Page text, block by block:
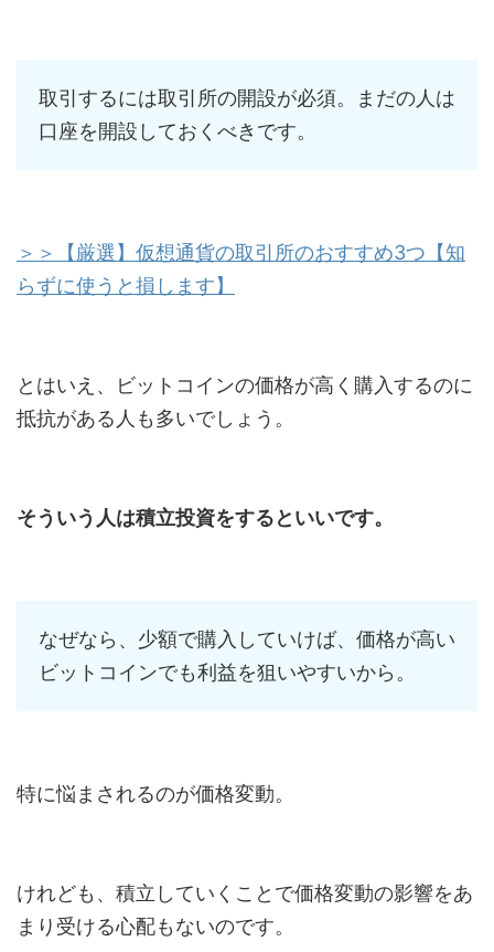
取引するには取引所の開設が必須。まだの人は
口座を開設しておくべきです。
＞＞【厳選】仮想通貨の取引所のおすすめ3つ【知
らずに使うと損します】
とはいえ、ビットコインの価格が高く購入するのに
抵抗がある人も多いでしょう。
そういう人は積立投資をするといいです。
なぜなら、少額で購入していけば、価格が高い
ビットコインでも利益を狙いやすいから。
特に悩まされるのが価格変動。
けれども、積立していくことで価格変動の影響をあ
まり受ける心配もないのです。